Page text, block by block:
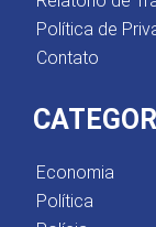
Política de
Contato
Economia
Política